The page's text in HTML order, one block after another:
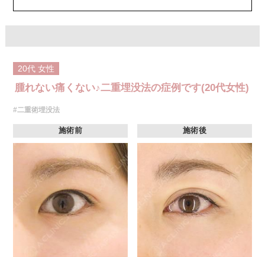
20代 女性
腫れない痛くない♪二重埋没法の症例です(20代女性)
#二重術埋没法
施術前 施術後